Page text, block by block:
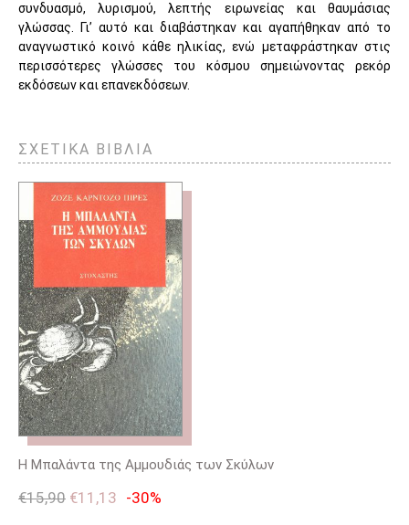
συνδυασμό, λυρισμού, λεπτής ειρωνείας και θαυμάσιας
γλώσσας. Γι’ αυτό και διαβάστηκαν και αγαπήθηκαν από το
αναγνωστικό κοινό κάθε ηλικίας, ενώ μεταφράστηκαν στις
περισσότερες γλώσσες του κόσμου σημειώνοντας ρεκόρ
εκδόσεων και επανεκδόσεων.
ΣΧΕΤΙΚΑ ΒΙΒΛΙΑ
Η Μπαλάντα της Αμμουδιάς των Σκύλων
€15,90 €11,13 -30%